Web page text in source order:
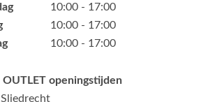
10:00 - 17:00
10:00 - 17:00
10:00 - 17:00
OUTLET openingstijden